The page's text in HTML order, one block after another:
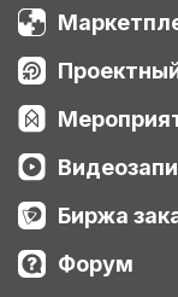
Биржа
Форум